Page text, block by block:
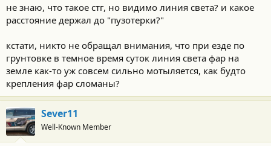
с
т
не знаю, что такое стг, но видимо линия света? и какое
расстояние держал до "пузотерки?"
кстати, никто не обращал внимания, что при езде по
грунтовке в темное время суток линия света фар на
земле как-то уж совсем сильно мотыляется, как будто
крепления фар сломаны?
Sever11
Well-Known Member